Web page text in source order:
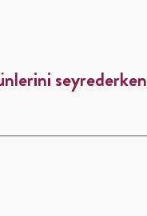
seyrederken